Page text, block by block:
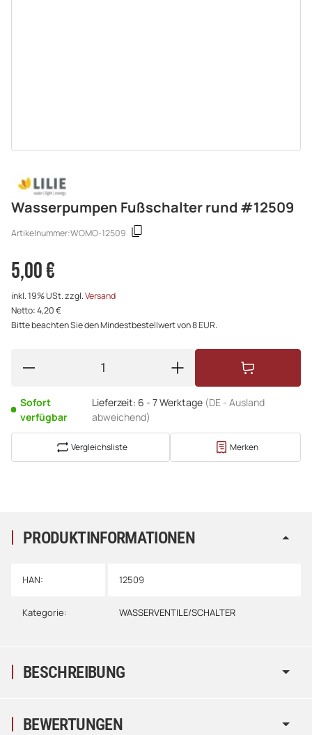
Wasserpumpen Fußschalter rund #12509
Artikelnummer:WOMO-12509
5,00 €
inkl. 19% USt. zzgl.Versand
Netto: 4,20 €
Bitte beachten Sie den Mindestbestellwert von 8 EUR.
Sofort
verfügbar
Lieferzeit: 6 - 7 Werktage (DE - Ausland
abweichend)
Vergleichsliste Merken
PRODUKTINFORMATIONEN
HAN: 12509
Kategorie: WASSERVENTILE/SCHALTER
BESCHREIBUNG
BEWERTUNGEN